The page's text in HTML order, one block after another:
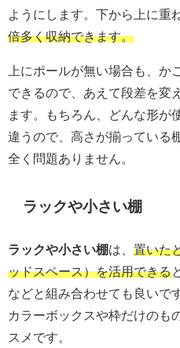
ようにします。下から上に重
倍多く収納できます。
上にポールが無い場合も、
できるので、あえて段差を変
ます。もちろん、どんな形が
違うので、高さが揃っている
全く問題ありません。
ラックや小さい棚
ラックや小さい棚は、 置いた
ッドスペース）を活用できる
などと組み合わせても良いで
カラーボックスや枠だけのも
スメです。